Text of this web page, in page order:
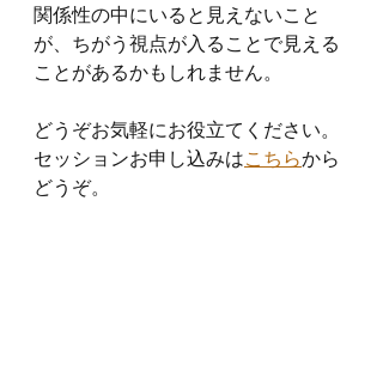
関係性の中にいると見えないこと
が、ちがう視点が入ることで見える
ことがあるかもしれません。
どうぞお気軽にお役立てください。
セッションお申し込みはこちらから
どうぞ。